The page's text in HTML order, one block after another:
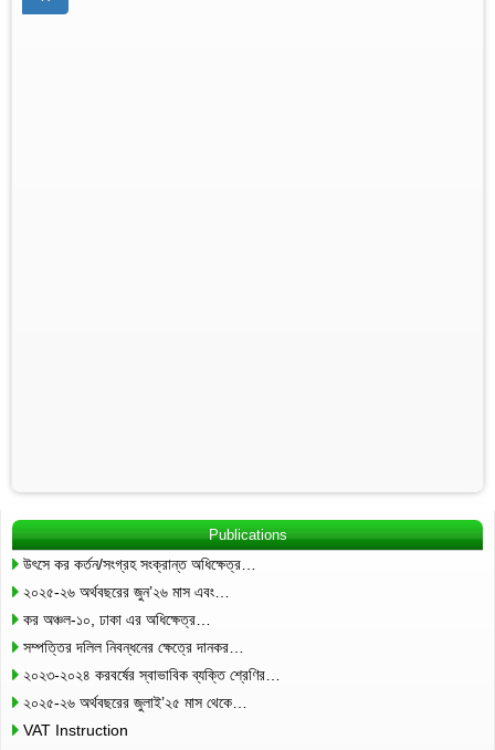
Publications
উৎসে কর কর্তন/সংগ্রহ সংক্রান্ত অধিক্ষেত্র…
২০২৫-২৬ অর্থবছরের জুন’২৬ মাস এবং…
কর অঞ্চল-১০, ঢাকা এর অধিক্ষেত্র…
সম্পত্তির দলিল নিবন্ধনের ক্ষেত্রে দানকর…
২০২৩-২০২৪ করবর্ষের স্বাভাবিক ব্যক্তি শ্রেণির…
২০২৫-২৬ অর্থবছরের জুলাই’২৫ মাস থেকে…
VAT Instruction